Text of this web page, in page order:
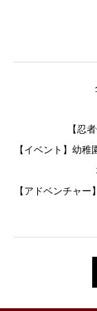
【忍
【イベント】幼
【アドベンチャ